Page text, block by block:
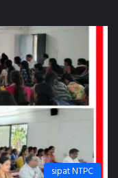
sipat NTPC
को केवल
की चुनौतियों का
डॉ. आर. एस. खेर